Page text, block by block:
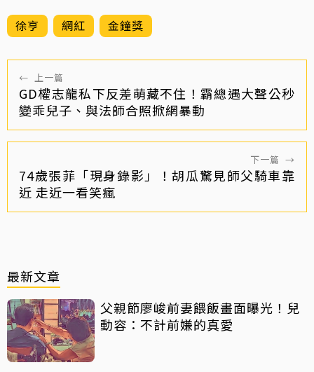
徐亨 網紅 金鐘獎
← 上一篇
GD權志龍私下反差萌藏不住！霸總遇大聲公秒
變乖兒子、與法師合照掀網暴動
下一篇 →
74歲張菲「現身錄影」！胡瓜驚見師父騎車靠
近 走近一看笑瘋
最新文章
父親節廖峻前妻餵飯畫面曝光！兒
動容：不計前嫌的真愛